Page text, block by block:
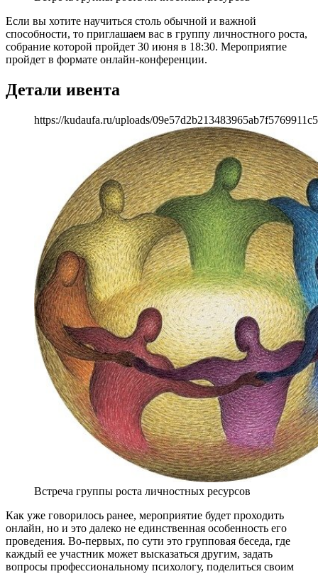
Если вы хотите научиться столь обычной и важной
способности, то приглашаем вас в группу личностного роста,
собрание которой пройдет 30 июня в 18:30. Мероприятие
пройдет в формате онлайн-конференции.
Детали ивента
https://kudaufa.ru/uploads/
Встреча группы роста личностных ресурсов
Как уже говорилось ранее, мероприятие будет проходить
онлайн, но и это далеко не единственная особенность его
проведения. Во-первых, по сути это групповая беседа, где
каждый ее участник может высказаться другим, задать
вопросы профессиональному психологу, поделиться своим